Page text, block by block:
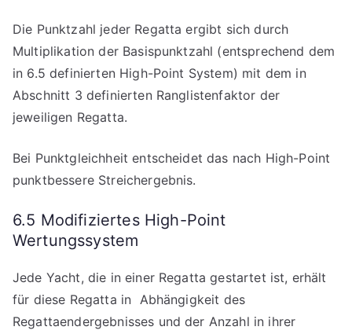
Die Punktzahl jeder Regatta ergibt sich durch
Multiplikation der Basispunktzahl (entsprechend dem
in 6.5 definierten High-Point System) mit dem in
Abschnitt 3 definierten Ranglistenfaktor der
jeweiligen Regatta.
Bei Punktgleichheit entscheidet das nach High-Point
punktbessere Streichergebnis.
6.5 Modifiziertes High-Point
Wertungssystem
Jede Yacht, die in einer Regatta gestartet ist, erhält
für diese Regatta in Abhängigkeit des
Regattaendergebnisses und der Anzahl in ihrer